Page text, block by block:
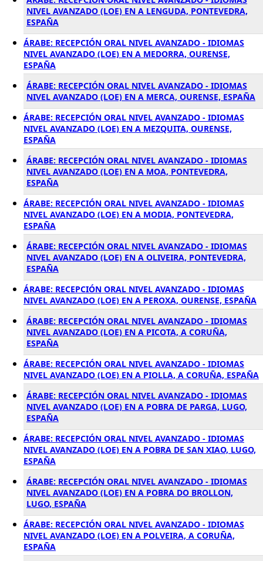
NIVEL AVANZADO (LOE) EN A LENGUDA, PONTEVEDRA,
ESPAÑA
ÁRABE: RECEPCIÓN ORAL NIVEL AVANZADO - IDIOMAS
NIVEL AVANZADO (LOE) EN A MEDORRA, OURENSE,
ESPAÑA
ÁRABE: RECEPCIÓN ORAL NIVEL AVANZADO - IDIOMAS
NIVEL AVANZADO (LOE) EN A MERCA, OURENSE, ESPAÑA
ÁRABE: RECEPCIÓN ORAL NIVEL AVANZADO - IDIOMAS
NIVEL AVANZADO (LOE) EN A MEZQUITA, OURENSE,
ESPAÑA
ÁRABE: RECEPCIÓN ORAL NIVEL AVANZADO - IDIOMAS
NIVEL AVANZADO (LOE) EN A MOA, PONTEVEDRA,
ESPAÑA
ÁRABE: RECEPCIÓN ORAL NIVEL AVANZADO - IDIOMAS
NIVEL AVANZADO (LOE) EN A MODIA, PONTEVEDRA,
ESPAÑA
ÁRABE: RECEPCIÓN ORAL NIVEL AVANZADO - IDIOMAS
NIVEL AVANZADO (LOE) EN A OLIVEIRA, PONTEVEDRA,
ESPAÑA
ÁRABE: RECEPCIÓN ORAL NIVEL AVANZADO - IDIOMAS
NIVEL AVANZADO (LOE) EN A PEROXA, OURENSE, ESPAÑA
ÁRABE: RECEPCIÓN ORAL NIVEL AVANZADO - IDIOMAS
NIVEL AVANZADO (LOE) EN A PICOTA, A CORUÑA,
ESPAÑA
ÁRABE: RECEPCIÓN ORAL NIVEL AVANZADO - IDIOMAS
NIVEL AVANZADO (LOE) EN A PIOLLA, A CORUÑA, ESPAÑA
ÁRABE: RECEPCIÓN ORAL NIVEL AVANZADO - IDIOMAS
NIVEL AVANZADO (LOE) EN A POBRA DE PARGA, LUGO,
ESPAÑA
ÁRABE: RECEPCIÓN ORAL NIVEL AVANZADO - IDIOMAS
NIVEL AVANZADO (LOE) EN A POBRA DE SAN XIAO, LUGO,
ESPAÑA
ÁRABE: RECEPCIÓN ORAL NIVEL AVANZADO - IDIOMAS
NIVEL AVANZADO (LOE) EN A POBRA DO BROLLON,
LUGO, ESPAÑA
ÁRABE: RECEPCIÓN ORAL NIVEL AVANZADO - IDIOMAS
NIVEL AVANZADO (LOE) EN A POLVEIRA, A CORUÑA,
ESPAÑA